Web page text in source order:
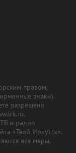
правом,
знаки).
разрешено
и радио
«Твой Иркутск».
все меры,